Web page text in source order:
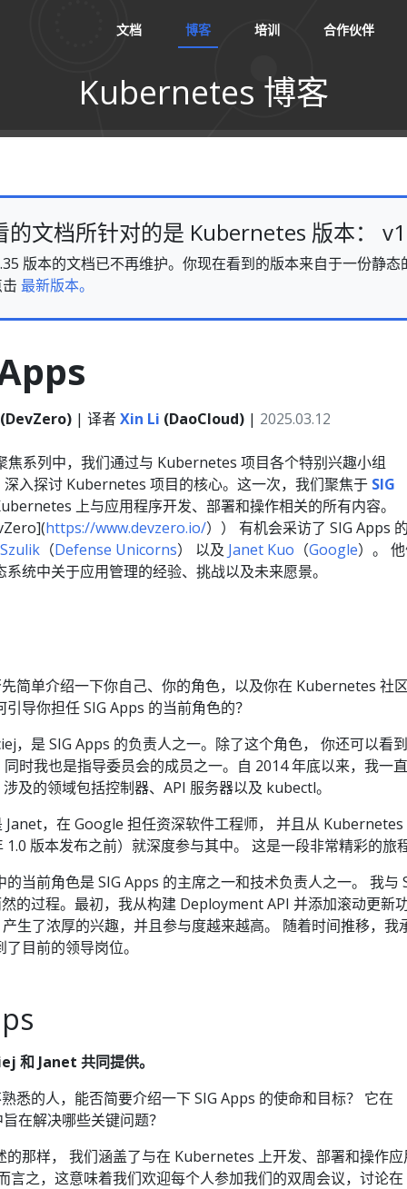
文档 博客 培训 合作伙伴
Kubernetes 博客
的文档所针对的是 Kubernetes 版本：
版本的文档已不再维护。你现在看到的版本来自于一份静态
最新版本。
| 译者Xin Li (DaoCloud) | 2025.03.12
焦系列中，我们通过与 Kubernetes 项目各个特别兴趣小组
深入探讨 Kubernetes 项目的核心。这一次，我们聚焦于 SIG
上与应用程序开发、部署和操作相关的所有内容。
https://www.devzero.io/）） 有机会采访了 SIG Apps
（Defense Unicorns） 以及 Janet Kuo （Google）。
统中关于应用管理的经验、挑战以及未来愿景。
简单介绍一下你自己、你的角色，以及你在 Kubernetes 社
导你担任 SIG Apps 的当前角色的？
，是 SIG Apps 的负责人之一。除了这个角色， 你还可以看
时我也是指导委员会的成员之一。自 2014 年底以来，我一
及的领域包括控制器、API 服务器以及 kubectl。
Janet，在 Google 担任资深软件工程师， 并且从 Kubernetes
版本发布之前）就深度参与其中。 这是一段非常精彩的旅程
当前角色是 SIG Apps 的主席之一和技术负责人之一。 我与
的过程。最初，我从构建 Deployment API 并添加滚动更新
生了浓厚的兴趣，并且参与度越来越高。 随着时间推移，我
目前的领导岗位。
和 Janet 共同提供。
悉的人，能否简要介绍一下 SIG Apps 的使命和目标？ 它在
在解决哪些关键问题？
的那样， 我们涵盖了与在 Kubernetes 上开发、部署和操作应
言之，这意味着我们欢迎每个人参加我们的双周会议，讨论在